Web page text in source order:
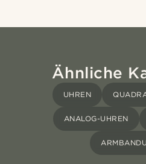
Ähnliche
UHREN
ANALOG-UHREN